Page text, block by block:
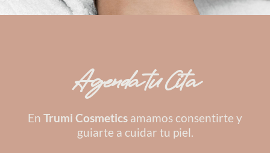
Agenda tu Cita
En Trumi Cosmetics amamos consentirte y
guiarte a cuidar tu piel.